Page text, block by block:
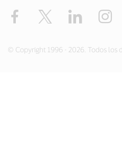
Facebook Twitter LinkedIn
© Copyright 1996 - 2026. Todos los